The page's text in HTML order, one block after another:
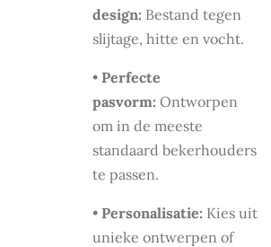
design: Bestand tegen
slijtage, hitte en vocht.
• Perfecte
pasvorm: Ontworpen
om in de meeste
standaard bekerhouders
te passen.
• Personalisatie: Kies uit
unieke ontwerpen of